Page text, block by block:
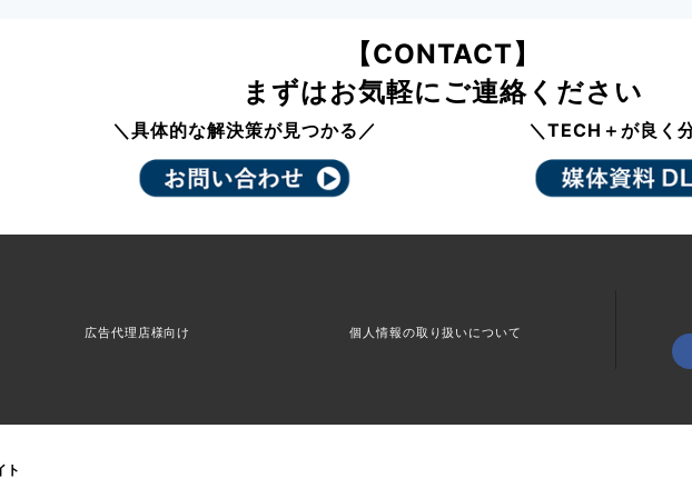
【CONTACT】
まずはお気軽にご連絡ください
＼具体的な解決策が見つかる／ ＼TECH＋が良く
広告代理店様向け 個人情報の取り扱いについて
ト